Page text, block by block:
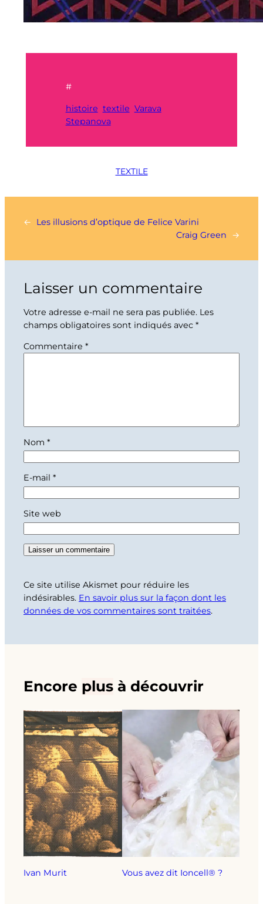
#
histoire textile Varava
Stepanova
TEXTILE
←
Les illusions d’optique de Felice Varini
Craig Green
→
Laisser un commentaire
Votre adresse e-mail ne sera pas publiée. Les
champs obligatoires sont indiqués avec *
Commentaire *
Nom *
E-mail *
Site web
Ce site utilise Akismet pour réduire les
indésirables. En savoir plus sur la façon dont les
données de vos commentaires sont traitées.
Encore plus à découvrir
Ivan Murit Vous avez dit Ioncell® ?